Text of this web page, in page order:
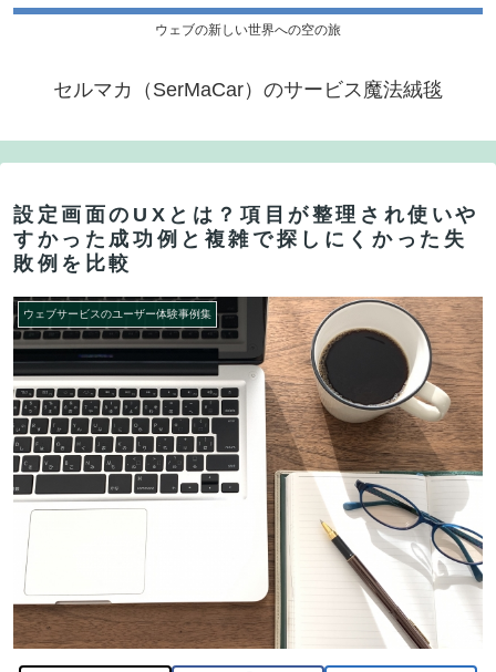
ウェブの新しい世界への空の旅
セルマカ（SerMaCar）のサービス魔法絨毯
設定画面のUXとは？項目が整理され使いや
すかった成功例と複雑で探しにくかった失
敗例を比較
ウェブサービスのユーザー体験事例集